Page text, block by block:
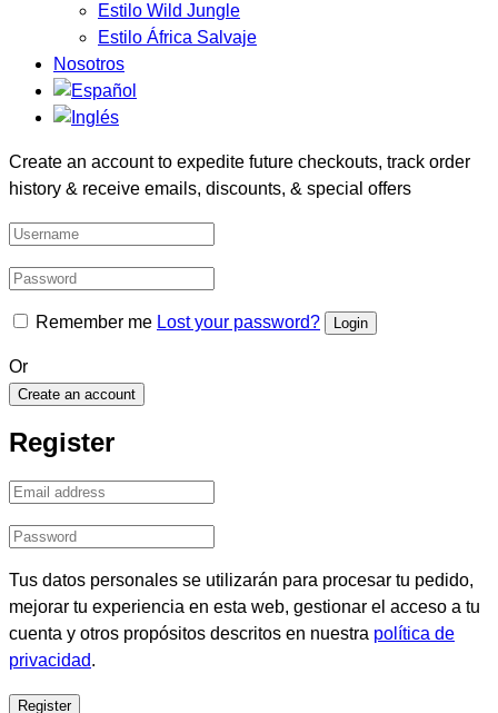
Estilo Wild Jungle
Estilo África Salvaje
Nosotros
Create an account to expedite future checkouts, track order
history & receive emails, discounts, & special offers
Remember me Lost your password?
Or
Create an account
Register
Tus datos personales se utilizarán para procesar tu pedido,
mejorar tu experiencia en esta web, gestionar el acceso a tu
cuenta y otros propósitos descritos en nuestra política de
privacidad.